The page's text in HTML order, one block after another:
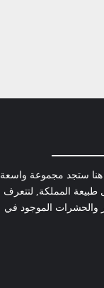
ستجد مجموعة واسعة
طبيعة المملكة, لتتعرف
والحشرات الموجود في